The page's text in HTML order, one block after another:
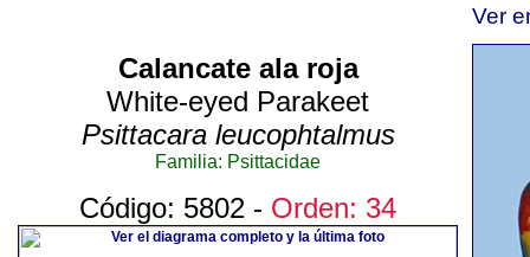
Ver
Calancate ala roja
White-eyed Parakeet
Psittacara leucophtalmus
Familia: Psittacidae
Código: 5802 - Orden: 34